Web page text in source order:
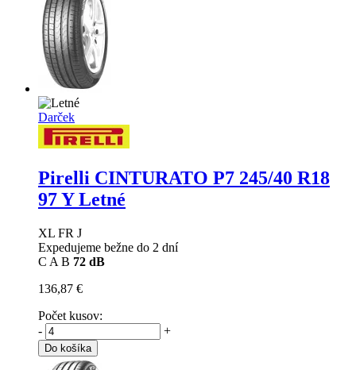
Darček
Pirelli CINTURATO P7 245/40 R18
97 Y Letné
XL FR J
Expedujeme bežne do 2 dní
C A B 72 dB
136,87 €
Počet kusov:
-
+
Do košíka